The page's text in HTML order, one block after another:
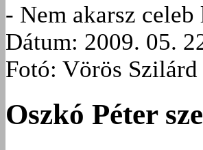
- Nem akarsz
Dátum: 2009. 05.
Fotó: Vörös Szilárd
Oszkó Péter